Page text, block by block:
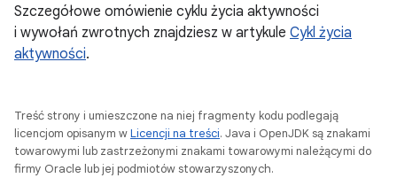
Szczegółowe omówienie cyklu życia aktywności
i wywołań zwrotnych znajdziesz w artykule Cykl życia
aktywności.
Treść strony i umieszczone na niej fragmenty kodu podlegają
licencjom opisanym wLicencji na treści. Java i OpenJDK są znakami
towarowymi lub zastrzeżonymi znakami towarowymi należącymi do
firmy Oracle lub jej podmiotów stowarzyszonych.